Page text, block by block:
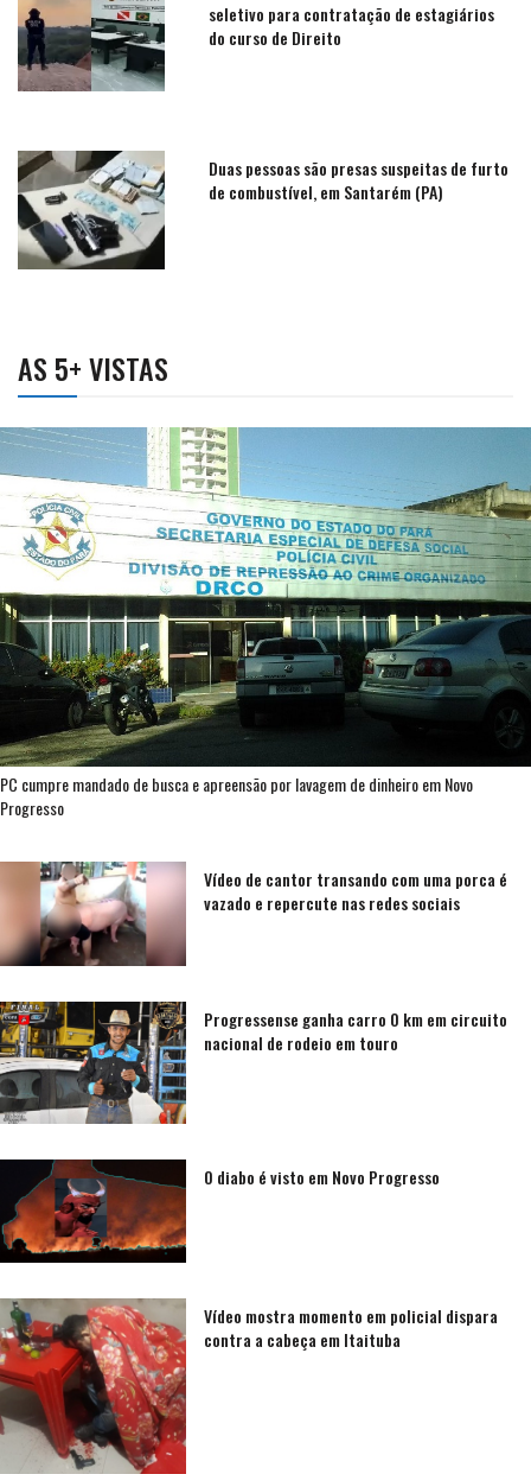
seletivo para contratação de estagiários
do curso de Direito
Duas pessoas são presas suspeitas de furto
de combustível, em Santarém (PA)
AS 5+ VISTAS
PC cumpre mandado de busca e apreensão por lavagem de dinheiro em Novo
Progresso
Vídeo de cantor transando com uma porca é
vazado e repercute nas redes sociais
Progressense ganha carro 0 km em circuito
nacional de rodeio em touro
O diabo é visto em Novo Progresso
Vídeo mostra momento em policial dispara
contra a cabeça em Itaituba